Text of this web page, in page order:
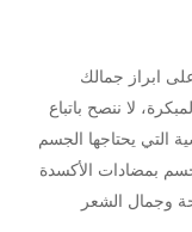
ابراز جمالك
لا ننصح باتباع
التي يحتاجها الجسم
بمضادات الأكسدة
وجمال الشعر